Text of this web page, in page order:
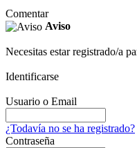
Comentar
Aviso
Necesitas estar registrado/a
Identificarse
Usuario o Email
¿Todavía no se ha registrado?
Contraseña